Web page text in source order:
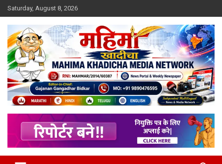
Skip
to
content
Saturday, August 8, 2026
Mahimakhadicha